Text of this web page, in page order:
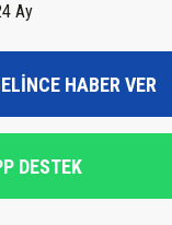
Ay
HABER VER
DESTEK